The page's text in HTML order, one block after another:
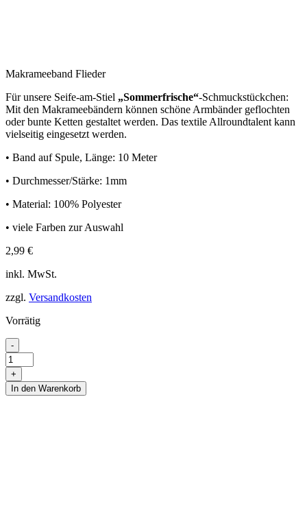
Makrameeband Flieder
Für unsere Seife-am-Stiel „Sommerfrische“-Schmuckstückchen:
Mit den Makrameebändern können schöne Armbänder geflochten
oder bunte Ketten gestaltet werden. Das textile Allroundtalent kann
vielseitig eingesetzt werden.
• Band auf Spule, Länge: 10 Meter
• Durchmesser/Stärke: 1mm
• Material: 100% Polyester
• viele Farben zur Auswahl
2,99 €
inkl. MwSt.
zzgl. Versandkosten
Vorrätig
Makrameeband
Flieder
Menge
-
+
In den Warenkorb